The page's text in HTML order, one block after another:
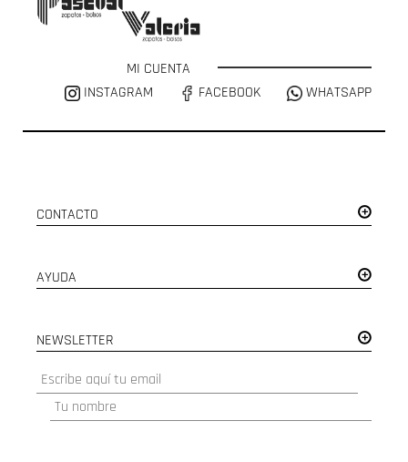
MI CUENTA
INSTAGRAM
FACEBOOK WHATSAPP
CONTACTO
AYUDA
NEWSLETTER